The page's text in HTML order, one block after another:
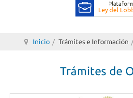
Inicio Trámites e Información
Trámites de